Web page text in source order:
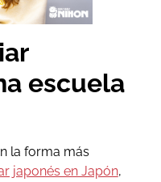
escuela
la forma más
japonés en Japón,